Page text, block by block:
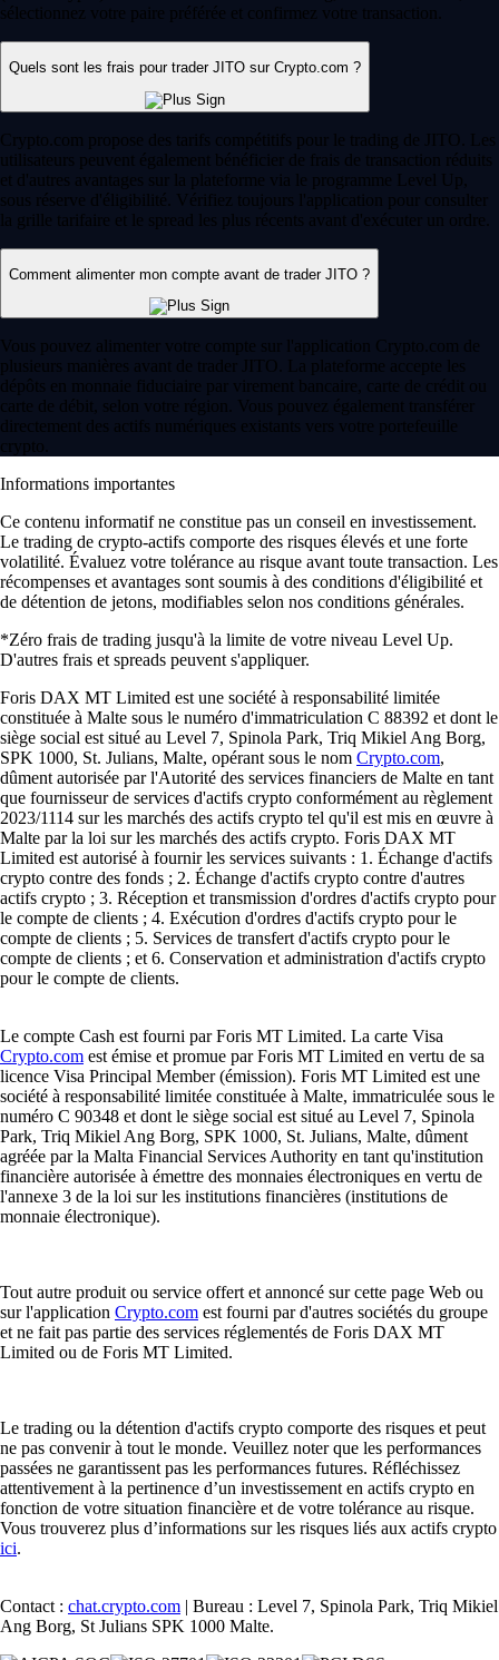
sélectionnez votre paire préférée et confirmez votre transaction.
Quels sont les frais pour trader JITO sur Crypto.com ?
Crypto.com propose des tarifs compétitifs pour le trading de JITO. Les
utilisateurs peuvent également bénéficier de frais de transaction réduits
et d'autres avantages sur la plateforme via le programme Level Up,
sous réserve d'éligibilité. Vérifiez toujours l'application pour consulter
la grille tarifaire et le spread les plus récents avant d'exécuter un ordre.
Comment alimenter mon compte avant de trader JITO ?
Vous pouvez alimenter votre compte sur l'application Crypto.com de
plusieurs manières avant de trader JITO. La plateforme accepte les
dépôts en monnaie fiduciaire par virement bancaire, carte de crédit ou
carte de débit, selon votre région. Vous pouvez également transférer
directement des actifs numériques existants vers votre portefeuille
crypto.
Informations importantes
Ce contenu informatif ne constitue pas un conseil en investissement.
Le trading de crypto-actifs comporte des risques élevés et une forte
volatilité. Évaluez votre tolérance au risque avant toute transaction. Les
récompenses et avantages sont soumis à des conditions d'éligibilité et
de détention de jetons, modifiables selon nos conditions générales.
*Zéro frais de trading jusqu'à la limite de votre niveau Level Up.
D'autres frais et spreads peuvent s'appliquer.
Foris DAX MT Limited est une société à responsabilité limitée
constituée à Malte sous le numéro d'immatriculation C 88392 et dont le
siège social est situé au Level 7, Spinola Park, Triq Mikiel Ang Borg,
SPK 1000, St. Julians, Malte, opérant sous le nom Crypto.com,
dûment autorisée par l'Autorité des services financiers de Malte en tant
que fournisseur de services d'actifs crypto conformément au règlement
2023/1114 sur les marchés des actifs crypto tel qu'il est mis en œuvre à
Malte par la loi sur les marchés des actifs crypto. Foris DAX MT
Limited est autorisé à fournir les services suivants : 1. Échange d'actifs
crypto contre des fonds ; 2. Échange d'actifs crypto contre d'autres
actifs crypto ; 3. Réception et transmission d'ordres d'actifs crypto pour
le compte de clients ; 4. Exécution d'ordres d'actifs crypto pour le
compte de clients ; 5. Services de transfert d'actifs crypto pour le
compte de clients ; et 6. Conservation et administration d'actifs crypto
pour le compte de clients.
Le compte Cash est fourni par Foris MT Limited. La carte Visa
Crypto.com est émise et promue par Foris MT Limited en vertu de sa
licence Visa Principal Member (émission). Foris MT Limited est une
société à responsabilité limitée constituée à Malte, immatriculée sous le
numéro C 90348 et dont le siège social est situé au Level 7, Spinola
Park, Triq Mikiel Ang Borg, SPK 1000, St. Julians, Malte, dûment
agréée par la Malta Financial Services Authority en tant qu'institution
financière autorisée à émettre des monnaies électroniques en vertu de
l'annexe 3 de la loi sur les institutions financières (institutions de
monnaie électronique).
Tout autre produit ou service offert et annoncé sur cette page Web ou
sur l'application Crypto.com est fourni par d'autres sociétés du groupe
et ne fait pas partie des services réglementés de Foris DAX MT
Limited ou de Foris MT Limited.
Le trading ou la détention d'actifs crypto comporte des risques et peut
ne pas convenir à tout le monde. Veuillez noter que les performances
passées ne garantissent pas les performances futures. Réfléchissez
attentivement à la pertinence d’un investissement en actifs crypto en
fonction de votre situation financière et de votre tolérance au risque.
Vous trouverez plus d’informations sur les risques liés aux actifs crypto
ici.
Contact : chat.crypto.com | Bureau : Level 7, Spinola Park, Triq Mikiel
Ang Borg, St Julians SPK 1000 Malte.